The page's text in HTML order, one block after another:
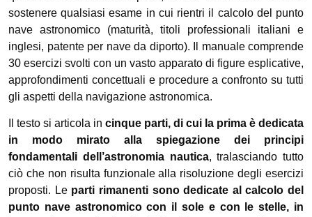
sostenere qualsiasi esame in cui rientri il calcolo del punto
nave astronomico (maturità, titoli professionali italiani e
inglesi, patente per nave da diporto). Il manuale comprende
30 esercizi svolti con un vasto apparato di figure esplicative,
approfondimenti concettuali e procedure a confronto su tutti
gli aspetti della navigazione astronomica.
Il testo si articola in cinque parti, di cui la prima è dedicata
in modo mirato alla spiegazione dei principi
fondamentali dell’astronomia nautica, tralasciando tutto
ciò che non risulta funzionale alla risoluzione degli esercizi
proposti. Le parti rimanenti sono dedicate al calcolo del
punto nave astronomico con il sole e con le stelle, in